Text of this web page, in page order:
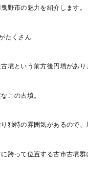
野市の魅力を紹介します。
たくさん
墳という前方後円墳があり
この古墳。
独特の雰囲気があるので
跨って位置する古市古墳